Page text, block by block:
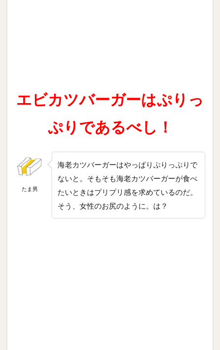
エビカツバーガーはぷりっ
ぷりであるべし！
たま男
海老カツバーガーはやっぱりぷりっぷりで
ないと。そもそも海老カツバーガーが食べ
たいときはプリプリ感を求めているのだ。
そう、女性のお尻のように。は？